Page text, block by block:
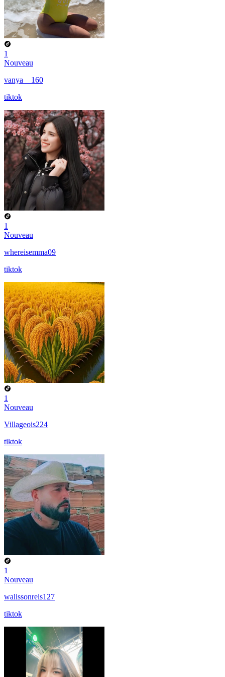
1
Nouveau
vanya__160
tiktok
1
Nouveau
whereisemma09
tiktok
1
Nouveau
Villageois224
tiktok
1
Nouveau
walissonreis127
tiktok